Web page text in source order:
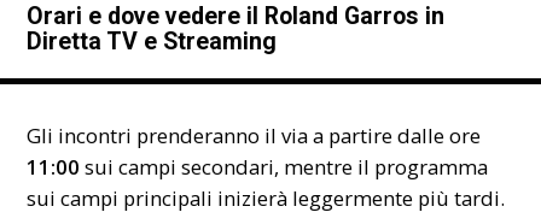
Orari e dove vedere il Roland Garros in
Diretta TV e Streaming
Gli incontri prenderanno il via a partire dalle ore
11:00 sui campi secondari, mentre il programma
sui campi principali inizierà leggermente più tardi.